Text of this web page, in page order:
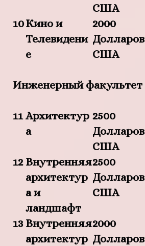
США
10Кино и
Телевидени
е
2000
Долларов
США
Инженерный факультет
11 Архитектур
а
2500
Долларов
США
12 Внутренняя
архитектур
а и
ландшафт
2500
Долларов
США
13 Внутренняя
архитектур
2000
Долларов